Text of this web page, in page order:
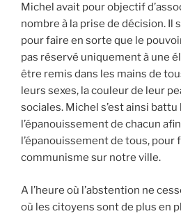
Michel avait pour objectif
nombre à la prise de décision. Il
pour faire en sorte que le
pas réservé uniquement à une
être remis dans les mains de
leurs sexes, la couleur de leur
sociales. Michel s’est ainsi
l’épanouissement de chacun
l’épanouissement de tous, pour
communisme sur notre ville.
A l’heure où l’abstention ne
où les citoyens sont de plus en